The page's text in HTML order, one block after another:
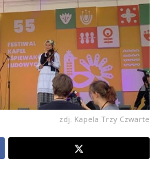
zdj. Kapela Trzy Czwarte